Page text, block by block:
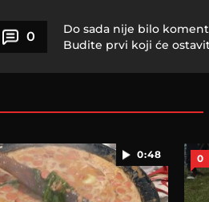
0
Do sada nije bilo
Budite prvi koji će
0:48 0